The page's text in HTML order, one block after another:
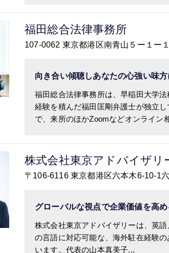
福田総合法律事務所
107-0062 東京都港区南青山５ー１ー
向き合い傾聴しあなたの心強い味
福田総合法律事務所は、早稲田大学
経験を積んだ福田匡剛弁護士が独立
で、来所のほかZoomなどオンライン
株式会社東京アドバイザリ
〒106-6116 東京都港区六本木6-10-1
グローバルな視点で企業価値を高
株式会社東京アドバイザリーは、英
の言語に対応可能な、海外駐在経験
います。代表の山本真美子...